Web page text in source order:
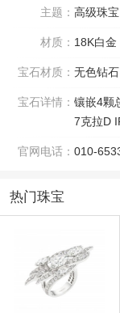
主题： 高级珠宝
材质： 18K白金
宝石材质： 无色钻石
宝石详情： 镶嵌4颗
7克拉D
官网电话： 010-
热门珠宝